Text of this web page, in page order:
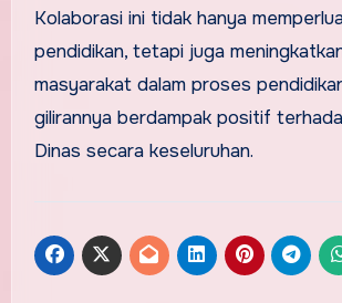
Kolaborasi ini tidak hanya
pendidikan, tetapi juga
masyarakat dalam proses
gilirannya berdampak positif
Dinas secara keseluruhan.